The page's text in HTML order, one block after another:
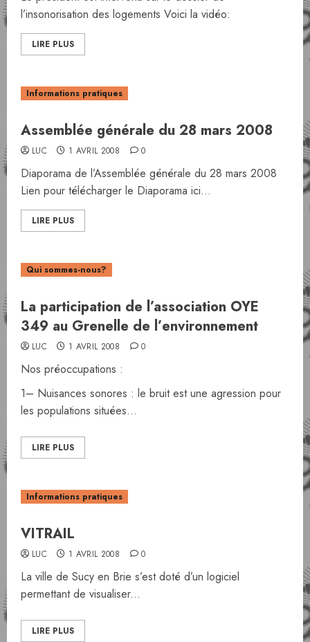
l’insonorisation des logements Voici la vidéo:
LIRE PLUS
Informations pratiques
Assemblée générale du 28 mars 2008
LUC 1 AVRIL 2008 0
Diaporama de l’Assemblée générale du 28 mars 2008
Lien pour télécharger le Diaporama ici...
LIRE PLUS
Qui sommes-nous?
La participation de l’association OYE
349 au Grenelle de l’environnement
LUC 1 AVRIL 2008 0
Nos préoccupations :
1– Nuisances sonores : le bruit est une agression pour
les populations situées...
LIRE PLUS
Informations pratiques
VITRAIL
LUC 1 AVRIL 2008 0
La ville de Sucy en Brie s’est doté d’un logiciel
permettant de visualiser...
LIRE PLUS